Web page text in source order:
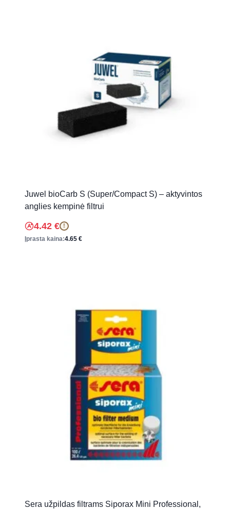
Juwel bioCarb S (Super/Compact S) – aktyvintos
anglies kempinė filtrui
4.42 € !
Įprasta kaina:4.65 €
Sera užpildas filtrams Siporax Mini Professional,